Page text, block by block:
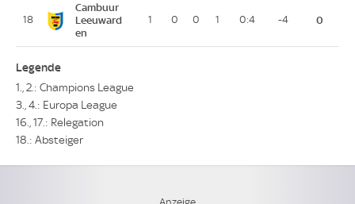
18
Cambuur
Leeuward
en
1 0 0 1 0:4 -4 0
Legende
1., 2.: Champions League
3., 4.: Europa League
16., 17.: Relegation
18.: Absteiger